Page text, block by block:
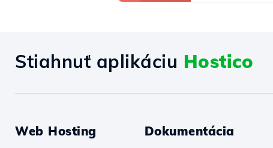
Stiahnuť aplikáciu Hostico
Web Hosting Dokumentácia